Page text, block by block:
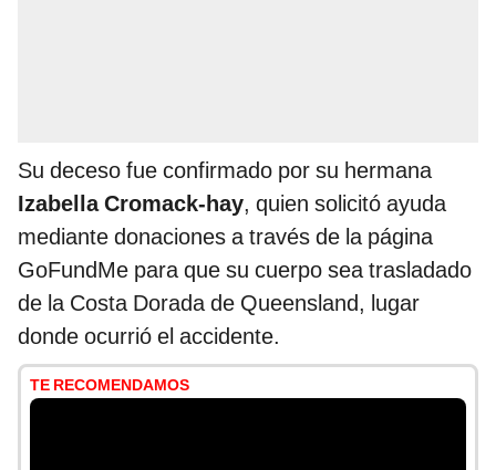
Su deceso fue confirmado por su hermana
Izabella Cromack-hay, quien solicitó ayuda
mediante donaciones a través de la página
GoFundMe para que su cuerpo sea trasladado
de la Costa Dorada de Queensland, lugar
donde ocurrió el accidente.
TE RECOMENDAMOS